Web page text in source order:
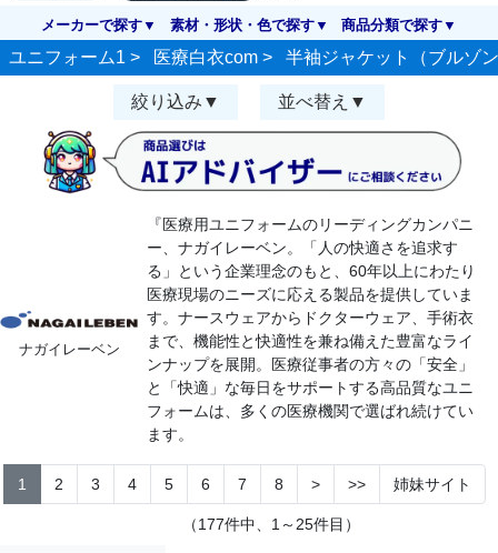
メーカーで探す 素材・形状・色で探す 商品分類で探す
ユニフォーム1 > 医療白衣com > 半袖ジャケット（ブルゾ
絞り込み 並べ替え
ナガイレーベン
『医療用ユニフォームのリーディングカンパニ
ー、ナガイレーベン。「人の快適さを追求す
る」という企業理念のもと、60年以上にわたり
医療現場のニーズに応える製品を提供していま
す。ナースウェアからドクターウェア、手術衣
まで、機能性と快適性を兼ね備えた豊富なライ
ンナップを展開。医療従事者の方々の「安全」
と「快適」な毎日をサポートする高品質なユニ
フォームは、多くの医療機関で選ばれ続けてい
ます。
1 2 3 4 5 6 7 8 > >> 姉妹サイト
（177件中、1～25件目）